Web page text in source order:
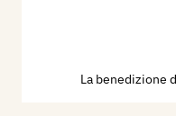
La benedizione